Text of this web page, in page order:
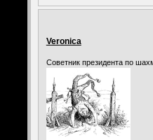
Veronica
Советник президента по